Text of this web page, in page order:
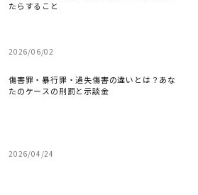
たらすること
2026/06/02
傷害罪・暴行罪・過失傷害の違いとは？あな
たのケースの刑罰と示談金
2026/04/24